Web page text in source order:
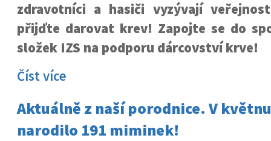
zdravotníci a hasiči vyzývají
přijďte darovat krev! Zapojte se do
složek IZS na podporu dárcovství krve!
Číst více
Aktuálně z naší porodnice. V
narodilo 191 miminek!